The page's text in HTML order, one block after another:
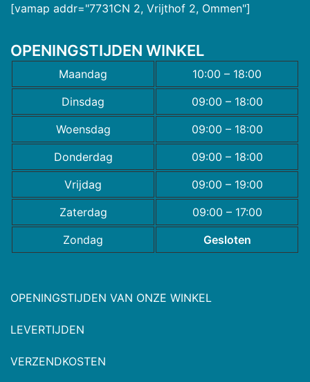
[vamap addr="7731CN 2, Vrijthof 2, Ommen"]
OPENINGSTIJDEN WINKEL
Maandag
10:00 – 18:00
Dinsdag
09:00 – 18:00
Woensdag
09:00 – 18:00
Donderdag
09:00 – 18:00
Vrijdag
09:00 – 19:00
Zaterdag
09:00 – 17:00
Zondag
Gesloten
OPENINGSTIJDEN VAN ONZE WINKEL
LEVERTIJDEN
VERZENDKOSTEN